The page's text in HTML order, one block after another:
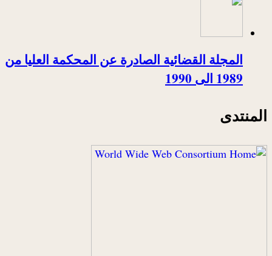
المجلة القضائية الصادرة عن المحكمة العليا من
1989 الى 1990
المنتدى